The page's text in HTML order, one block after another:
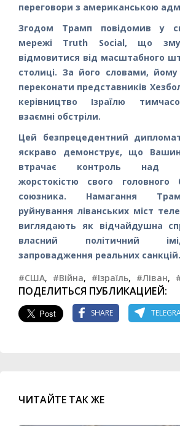
переговори з американською
Згодом Трамп повідомив у
мережі Truth Social, що
відмовитися від масштабного
столиці. За його словами,
переконати представників
керівництво Ізраїлю
взаємні обстріли.
Цей безпрецедентний
яскраво демонструє, що
втрачає контроль над
жорстокістю свого головного
союзника. Намагання
руйнування ліванських міст
виглядають як відчайдушна
власний політичний
запровадження реальних санкцій.
#США, #Війна, #Ізраїль, #Ліван,
ПОДЕЛИТЬСЯ ПУБЛИКАЦИЕЙ:
SHARE
ЧИТАЙТЕ ТАК ЖЕ